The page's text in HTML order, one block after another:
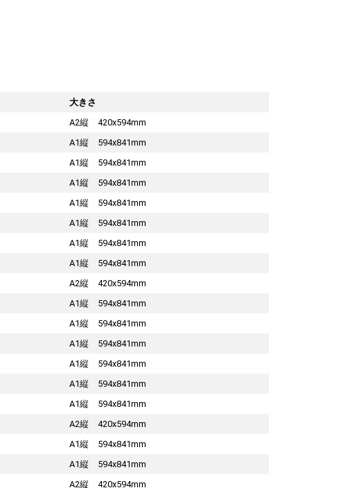
大きさ
A2縦 420x594mm
A1縦 594x841mm
A1縦 594x841mm
A1縦 594x841mm
A1縦 594x841mm
A1縦 594x841mm
A1縦 594x841mm
A1縦 594x841mm
A2縦 420x594mm
A1縦 594x841mm
A1縦 594x841mm
A1縦 594x841mm
A1縦 594x841mm
A1縦 594x841mm
A1縦 594x841mm
A2縦 420x594mm
A1縦 594x841mm
A1縦 594x841mm
A2縦 420x594mm